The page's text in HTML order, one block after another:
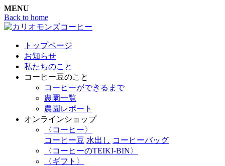
MENU
Back to home
トップページ
お知らせ
私たちのこと
コーヒー豆のこと
コーヒーができるまで
農園一覧
農園レポート
オンラインショップ
〈コーヒー〉
コーヒー豆 水出し コーヒーバッグ
〈コーヒーのTEIKI-BIN〉
〈ギフト〉